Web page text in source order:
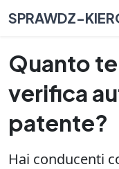
SPRAWDZ-
Quanto
verifica
patente?
Hai conducenti